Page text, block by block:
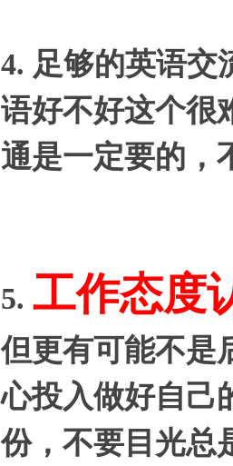
4. 足够的英语交
语好不好这个很
通是一定要的，
5. 工作态度
但更有可能不是
心投入做好自己
份，不要目光总